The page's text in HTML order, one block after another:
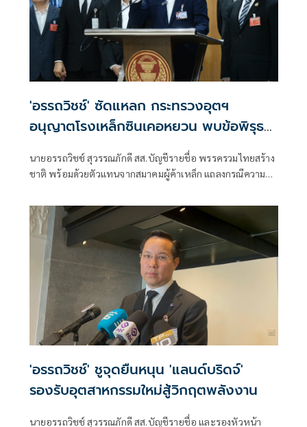
'อรรถวิชช์' ซัดแหลก กระทรวงอุตฯ
อนุญาตโรงเหล็กซินเคอหยวน พบข้อพิรุธ
นายอรรถวิชช์ สุวรรณภักดี สส.บัญชีรายชื่อ พรรครวมไทยสร้าง
ชาติ พร้อมด้วยตัวแทนจากสมาคมผู้ค้าเหล็ก แถลงกรณีความ
สตีล จำกัด สามารถประกอบกิจการผลิตเหล็กเส้นต่อไปได้ ว่า
บริษัทดังกล่าวอักษรย่อ SKY เป็นเหล็กตัวหนึ่งที่อยู่ในการ
ก่อสร้างตึก สำนักงานตรวจเงินแผ่นดิน (สตง.) และถล่มช่วงแผ่น
ดินไหวที่ผ่านมา
'อรรถวิชช์' ชูจุดยืนหนุน 'แลนด์บริดจ์'
รองรับอุตสาหกรรมใหม่สู้วิกฤตพลังงาน
นายอรรถวิชช์ สุวรรณภักดี สส.บัญชีรายชื่อ และรองหัวหน้า